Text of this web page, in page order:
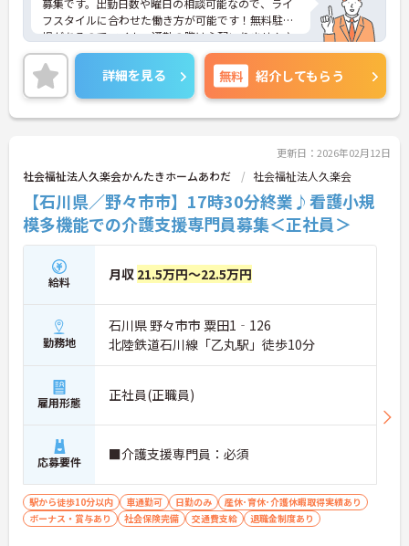
フスタイルに合わせた働き方が可能です！無料駐車
場があるのでマイカー通勤の際は心配いりません♪
ご興味ある方は面接ポイントをお伝えしますので、
お気軽にご連絡ください。
詳細を見る 無料 紹介してもらう
更新日：2026年02月12日
社会福祉法人久楽会かんたきホームあわだ 社会福祉法人久楽会
【石川県／野々市市】17時30分終業♪看護小規
模多機能での介護支援専門員募集＜正社員＞
給料 月収 21.5万円～22.5万円
勤務地
石川県 野々市市 粟田1‐126
北陸鉄道石川線「乙丸駅」徒歩10分
雇用形態 正社員(正職員)
応募要件 ■介護支援専門員：必須
駅から徒歩10分以内 車通勤可 日勤のみ
産休･育休･介護休暇取得実績あり
ボーナス・賞与あり
社会保険完備 交通費支給 退職金制度あり